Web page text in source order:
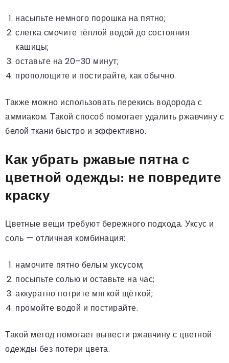
насыпьте немного порошка на пятно;
слегка смочите тёплой водой до состояния
кашицы;
оставьте на 20–30 минут;
прополощите и постирайте, как обычно.
Также можно использовать перекись водорода с
аммиаком. Такой способ помогает удалить ржавчину с
белой ткани быстро и эффективно.
Как убрать ржавые пятна с
цветной одежды: не повредите
краску
Цветные вещи требуют бережного подхода. Уксус и
соль — отличная комбинация:
намочите пятно белым уксусом;
посыпьте солью и оставьте на час;
аккуратно потрите мягкой щёткой;
промойте водой и постирайте.
Такой метод помогает вывести ржавчину с цветной
одежды без потери цвета.